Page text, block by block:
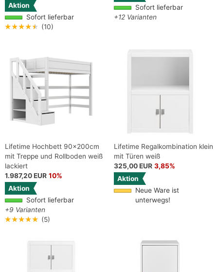
Aktion
Sofort lieferbar
★★★★★ (10)
Sofort lieferbar
+12 Varianten
Lifetime Hochbett 90x200cm
mit Treppe und Rollboden weiß
lackiert
1.987,20 EUR 10%
Aktion
Sofort lieferbar
+9 Varianten
★★★★★ (5)
Lifetime Regalkombination klein
mit Türen weiß
325,00 EUR 3,85%
Aktion
Neue Ware ist
unterwegs!